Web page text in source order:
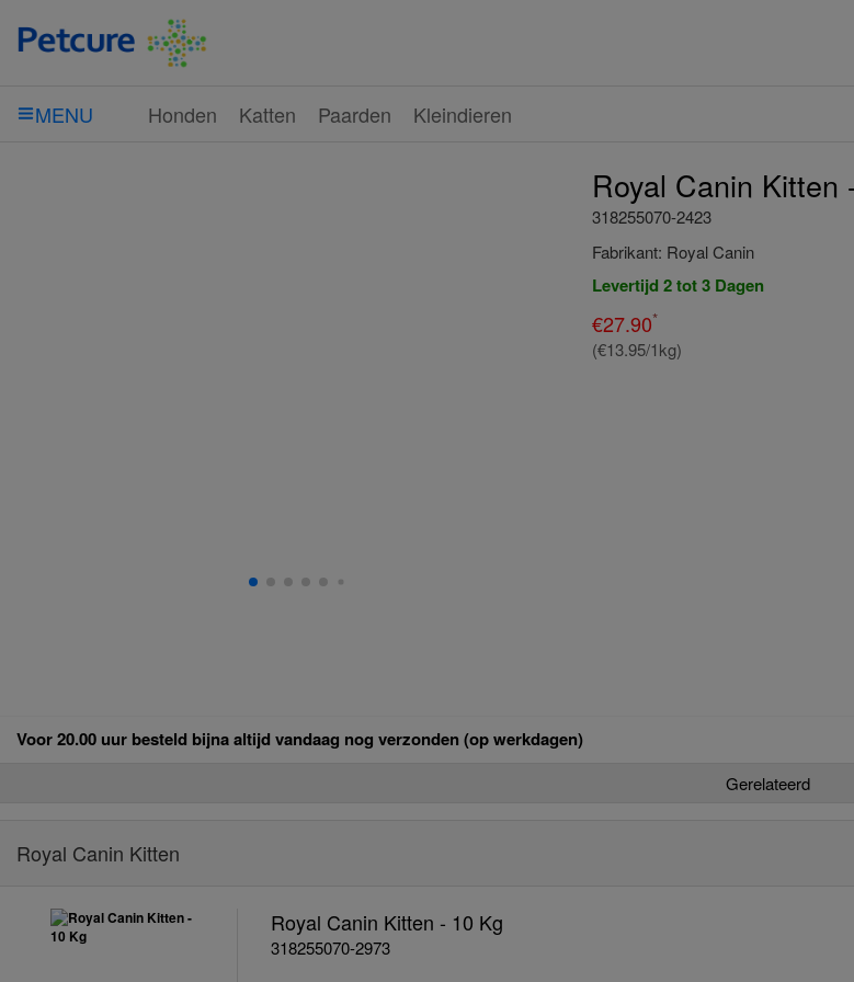
MENU Honden Katten Paarden Kleindieren
Royal Canin Kitten
318255070-2423
Fabrikant: Royal Canin
Levertijd 2 tot 3 Dagen
€27.90*
(€13.95/1kg)
Voor 20.00 uur besteld bijna altijd vandaag nog verzonden (op werkdagen)
Gerelateerd
Royal Canin Kitten
Royal Canin Kitten - 10 Kg
318255070-2973